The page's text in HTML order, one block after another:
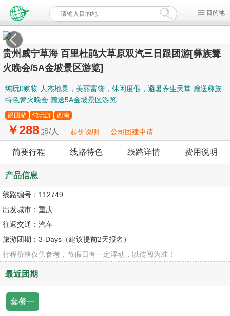
目的地
贵州威宁草海 百里杜鹃大草原双汽三日跟团游[彝族篝
火晚会/5A金坡景区游览]
纯玩0购物 人杰地灵，美丽富饶，休闲度假，避暑养生天堂 赠送彝族
特色篝火晚会 赠送5A金坡景区游览
跟团游 纯玩游 西南
￥288 起/人 起价说明 公司团建申请
简要行程 线路特色 线路详情 费用说明
产品信息
线路编号： 112749
出发城市： 重庆
往返交通： 汽车
旅游团期： 3-Days（建议提前2天报名）
行程价格仅供参考，节假日有一定浮动，以传阅为准！
最近团期
套餐一